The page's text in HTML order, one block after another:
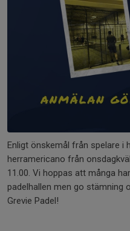
Enligt önskemål från spelare i
herramericano från
11.00. Vi hoppas att många
padelhallen men go stämning
Grevie Padel!